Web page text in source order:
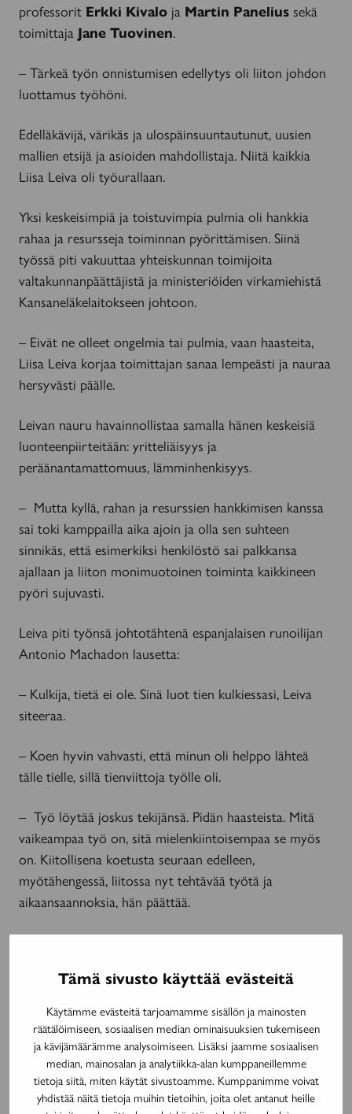
Tämä sivusto käyttää evästeitä
Käytämme evästeitä tarjoamamme sisällön ja mainosten
räätälöimiseen, sosiaalisen median ominaisuuksien tukemiseen
ja kävijämäärämme analysoimiseen. Lisäksi jaamme sosiaalisen
median, mainosalan ja analytiikka-alan kumppaneillemme
tietoja siitä, miten käytät sivustoamme. Kumppanimme voivat
yhdistää näitä tietoja muihin tietoihin, joita olet antanut heille
professorit Erkki Kivalo ja Martin Panelius sekä
toimittaja Jane Tuovinen.
– Tärkeä työn onnistumisen edellytys oli liiton johdon
luottamus työhöni.
Edelläkävijä, värikäs ja ulospäinsuuntautunut, uusien
mallien etsijä ja asioiden mahdollistaja. Niitä kaikkia
Liisa Leiva oli työurallaan.
Yksi keskeisimpiä ja toistuvimpia pulmia oli hankkia
rahaa ja resursseja toiminnan pyörittämisen. Siinä
työssä piti vakuuttaa yhteiskunnan toimijoita
valtakunnanpäättäjistä ja ministeriöiden virkamiehistä
Kansaneläkelaitokseen johtoon.
– Eivät ne olleet ongelmia tai pulmia, vaan haasteita,
Liisa Leiva korjaa toimittajan sanaa lempeästi ja nauraa
hersyvästi päälle.
Leivan nauru havainnollistaa samalla hänen keskeisiä
luonteenpiirteitään: yritteliäisyys ja
peräänantamattomuus, lämminhenkisyys.
– Mutta kyllä, rahan ja resurssien hankkimisen kanssa
sai toki kamppailla aika ajoin ja olla sen suhteen
sinnikäs, että esimerkiksi henkilöstö sai palkkansa
ajallaan ja liiton monimuotoinen toiminta kaikkineen
pyöri sujuvasti.
Leiva piti työnsä johtotähtenä espanjalaisen runoilijan
Antonio Machadon lausetta:
– Kulkija, tietä ei ole. Sinä luot tien kulkiessasi, Leiva
siteeraa.
– Koen hyvin vahvasti, että minun oli helppo lähteä
tälle tielle, sillä tienviittoja työlle oli.
– Työ löytää joskus tekijänsä. Pidän haasteista. Mitä
vaikeampaa työ on, sitä mielenkiintoisempaa se myös
on. Kiitollisena koetusta seuraan edelleen,
myötähengessä, liitossa nyt tehtävää työtä ja
aikaansaannoksia, hän päättää.
Neuroliitto juhlii tiedon merkeissä, muun muassa erilaisten
webinaarien, podcastien ja verkkosisältöjen parissa. Katso
neuroliitto.fi/juhlavuosi